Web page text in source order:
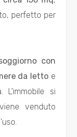
perfetto per
con
da lettoe
L'immobile si
venduto